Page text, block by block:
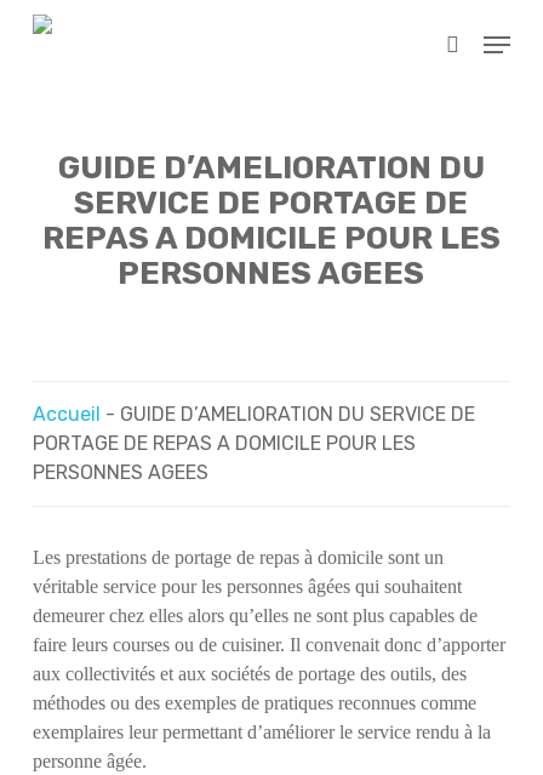
Skip
search
Menu
GUIDE D’AMELIORATION DU
SERVICE DE PORTAGE DE
REPAS A DOMICILE POUR LES
PERSONNES AGEES
Accueil - GUIDE D’AMELIORATION DU SERVICE DE
PORTAGE DE REPAS A DOMICILE POUR LES
PERSONNES AGEES
Les prestations de portage de repas à domicile sont un
véritable service pour les personnes âgées qui souhaitent
demeurer chez elles alors qu’elles ne sont plus capables de
faire leurs courses ou de cuisiner. Il convenait donc d’apporter
aux collectivités et aux sociétés de portage des outils, des
méthodes ou des exemples de pratiques reconnues comme
exemplaires leur permettant d’améliorer le service rendu à la
personne âgée.